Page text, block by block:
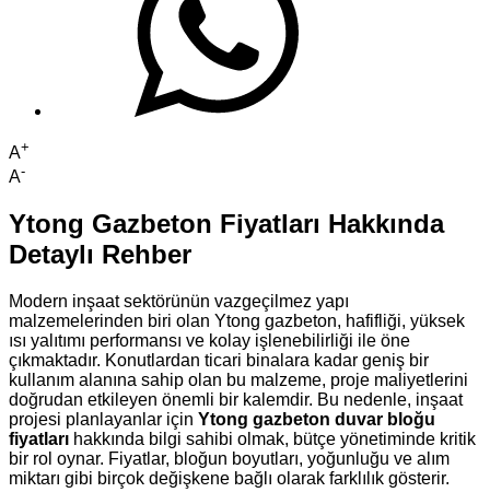
A+
A-
Ytong Gazbeton Fiyatları Hakkında
Detaylı Rehber
Modern inşaat sektörünün vazgeçilmez yapı
malzemelerinden biri olan Ytong gazbeton, hafifliği, yüksek
ısı yalıtımı performansı ve kolay işlenebilirliği ile öne
çıkmaktadır. Konutlardan ticari binalara kadar geniş bir
kullanım alanına sahip olan bu malzeme, proje maliyetlerini
doğrudan etkileyen önemli bir kalemdir. Bu nedenle, inşaat
projesi planlayanlar için Ytong gazbeton duvar bloğu
fiyatları hakkında bilgi sahibi olmak, bütçe yönetiminde kritik
bir rol oynar. Fiyatlar, bloğun boyutları, yoğunluğu ve alım
miktarı gibi birçok değişkene bağlı olarak farklılık gösterir.